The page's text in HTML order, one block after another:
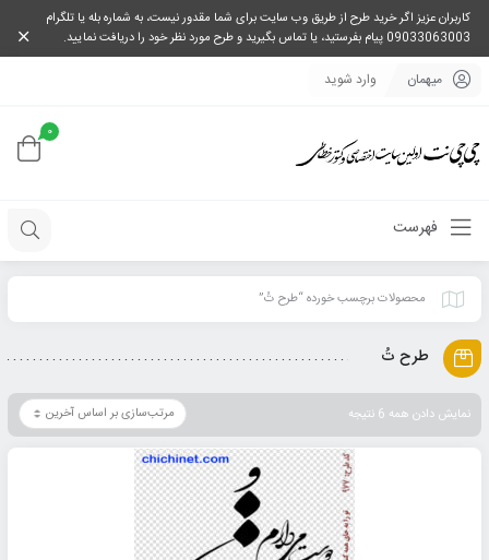
کاربران عزیز اگر خرید طرح از طریق وب سایت برای شما مقدور نیست، به شماره بله یا تلگرام
09033063003 پیام بفرستید، یا تماس بگیرید و طرح مورد نظر خود را دریافت نمایید.
میهمان وارد شوید
0
فهرست
محصولات برچسب خورده “طرح تُ”
طرح تُ
نمایش دادن همه 6 نتیجه